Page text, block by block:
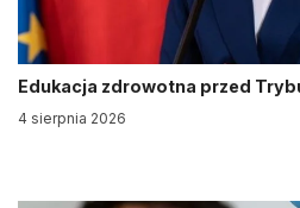
Edukacja zdrowotna przed
4 sierpnia 2026